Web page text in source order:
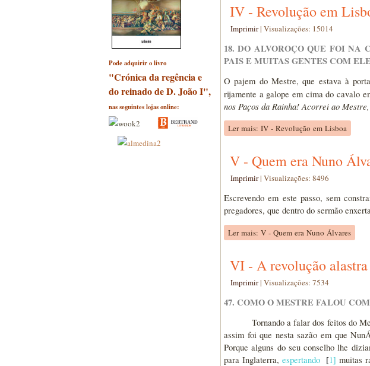
Pode adquirir o livro
"Crónica da regência e
do reinado de D. João I",
nas seguintes lojas online:
IV - Revolução em
Imprimir| Visualizações: 15014
18. DO ALVOROÇO QUE FOI NA
PAIS E MUITAS GENTES COM
O pajem do Mestre, que estava à
rijamente a galope em cima do cavalo
nos Paços da Rainha! Acorrei ao
Ler mais: IV - Revolução em Lisboa
V - Quem era Nuno
Imprimir| Visualizações: 8496
Escrevendo em este passo, sem
pregadores, que dentro do sermão
Ler mais: V - Quem era Nuno Álvares
VI - A revolução alastra
Imprimir| Visualizações: 7534
47. COMO O MESTRE FALOU
Tornando a falar dos feitos do
assim foi que nesta sazão em que
Porque alguns do seu conselho lhe
para Inglaterra, espertando [1] muitas